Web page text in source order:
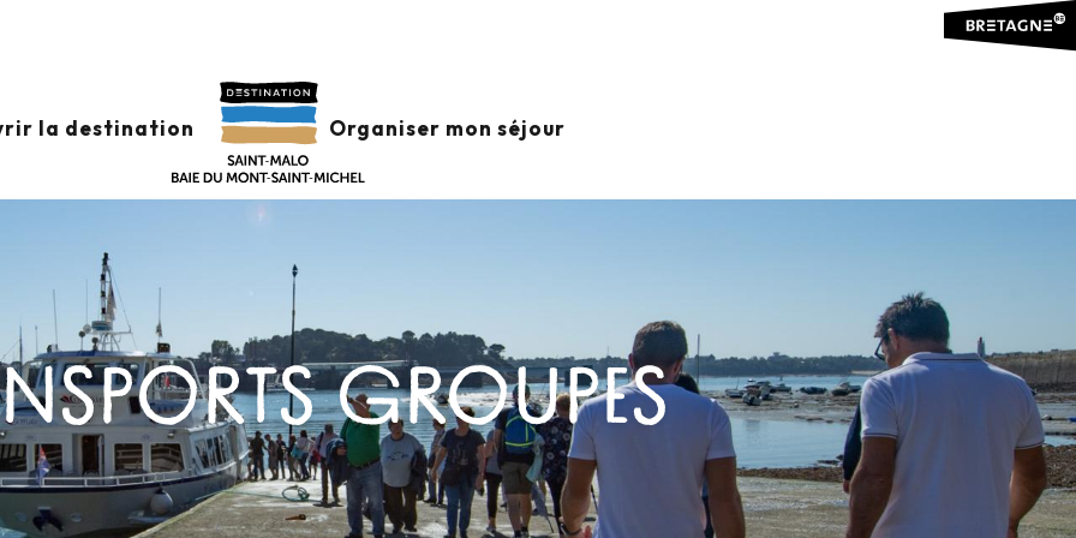
la destination Organiser mon séjour
GROUPES